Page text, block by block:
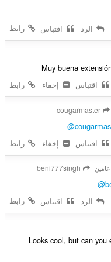
رابط
الرد اقتباس
Muy buena
إخفاء
رابط اقتباس
cougarmaster
إخفاء
رابط اقتباس
رابط
الرد اقتباس
Looks cool, but can